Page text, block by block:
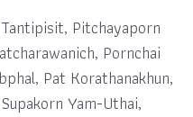
Pitchayaporn
Pornchai
Pat Korathanakhun,
Yam-Uthai,